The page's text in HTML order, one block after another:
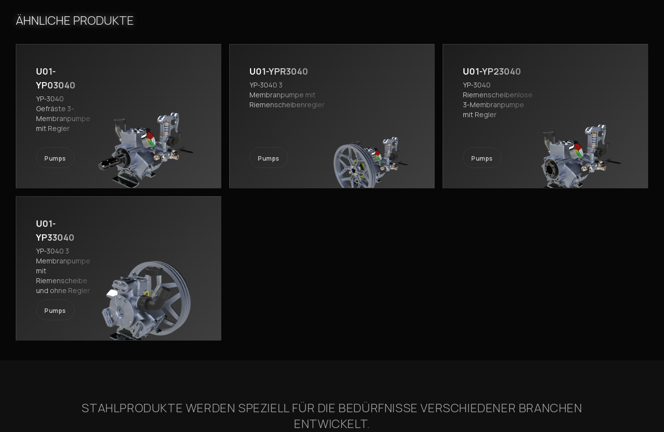
ÄHNLICHE PRODUKTE
U01-
YP03040
YP-3040
Gefräste 3-
Membranpumpe
mit Regler
Pumps
U01-YPR3040
YP-3040 3
Membranpumpe mit
Riemenscheibenregler
Pumps
U01-YP23040
YP-3040
Riemenscheibenlose
3-Membranpumpe
mit Regler
Pumps
U01-
YP33040
YP-3040 3
Membranpumpe
mit
Riemenscheibe
und ohne Regler
Pumps
STAHLPRODUKTE WERDEN SPEZIELL FÜR DIE BEDÜRFNISSE VERSCHIEDENER BRANCHEN
ENTWICKELT.